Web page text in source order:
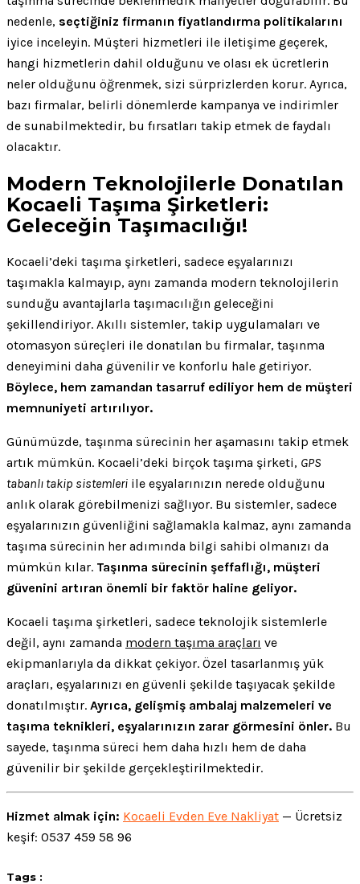
nedenle, seçtiğiniz firmanın fiyatlandırma politikalarını
iyice inceleyin. Müşteri hizmetleri ile iletişime geçerek,
hangi hizmetlerin dahil olduğunu ve olası ek ücretlerin
neler olduğunu öğrenmek, sizi sürprizlerden korur. Ayrıca,
bazı firmalar, belirli dönemlerde kampanya ve indirimler
de sunabilmektedir, bu fırsatları takip etmek de faydalı
olacaktır.
Modern Teknolojilerle Donatılan
Kocaeli Taşıma Şirketleri:
Geleceğin Taşımacılığı!
Kocaeli’deki taşıma şirketleri, sadece eşyalarınızı
taşımakla kalmayıp, aynı zamanda modern teknolojilerin
sunduğu avantajlarla taşımacılığın geleceğini
şekillendiriyor. Akıllı sistemler, takip uygulamaları ve
otomasyon süreçleri ile donatılan bu firmalar, taşınma
deneyimini daha güvenilir ve konforlu hale getiriyor.
Böylece, hem zamandan tasarruf ediliyor hem de müşteri
memnuniyeti artırılıyor.
Günümüzde, taşınma sürecinin her aşamasını takip etmek
artık mümkün. Kocaeli’deki birçok taşıma şirketi, GPS
tabanlı takip sistemleri ile eşyalarınızın nerede olduğunu
anlık olarak görebilmenizi sağlıyor. Bu sistemler, sadece
eşyalarınızın güvenliğini sağlamakla kalmaz, aynı zamanda
taşıma sürecinin her adımında bilgi sahibi olmanızı da
mümkün kılar. Taşınma sürecinin şeffaflığı, müşteri
güvenini artıran önemli bir faktör haline geliyor.
Kocaeli taşıma şirketleri, sadece teknolojik sistemlerle
değil, aynı zamanda modern taşıma araçları ve
ekipmanlarıyla da dikkat çekiyor. Özel tasarlanmış yük
araçları, eşyalarınızı en güvenli şekilde taşıyacak şekilde
donatılmıştır. Ayrıca, gelişmiş ambalaj malzemeleri ve
taşıma teknikleri, eşyalarınızın zarar görmesini önler. Bu
sayede, taşınma süreci hem daha hızlı hem de daha
güvenilir bir şekilde gerçekleştirilmektedir.
Hizmet almak için: Kocaeli Evden Eve Nakliyat — Ücretsiz
keşif: 0537 459 58 96
Tags :